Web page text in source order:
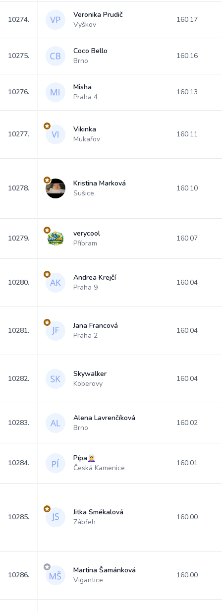
10274.
Veronika Prudič
Vyškov
160.17
10275.
Coco Bello
Brno
160.16
10276.
Misha
Praha 4
160.13
10277.
Vikinka
Mukařov
160.11
10278.
Kristina Marková
Sušice
160.10
10279.
verycool
Příbram
160.07
10280.
Andrea Krejčí
Praha 9
160.04
10281.
Jana Francová
Praha 2
160.04
10282.
Skywalker
Koberovy
160.04
10283.
Alena Lavrenčíková
Brno
160.02
10284.
Pípa🧝‍♀️
Česká Kamenice
160.01
10285.
Jitka Smékalová
Zábřeh
160.00
10286.
Martina Šamánková
Vigantice
160.00